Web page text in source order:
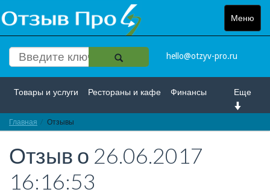
Меню
Toggle
hello@otzyv-pro.ru
Еще
Товары и услуги Рестораны и кафе Финансы
Красота и здоровье
Интернет Путешествие и отдых Транспорт
Недвижимость Работа
Главная Отзывы
Отзыв о 26.06.2017
16:16:53